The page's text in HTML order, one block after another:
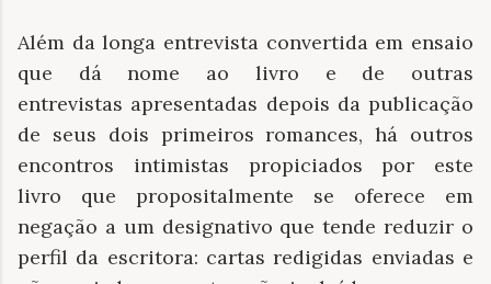
Além da longa entrevista convertida em ensaio
que dá nome ao livro e de outras
entrevistas apresentadas depois da publicação
de seus dois primeiros romances, há outros
encontros intimistas propiciados por este
livro que propositalmente se oferece em
negação a um designativo que tende reduzir o
perfil da escritora: cartas redigidas enviadas e